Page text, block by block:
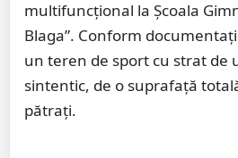
multifuncțional la Școala
Blaga”. Conform
un teren de sport cu strat de
sintentic, de o suprafață
pătrați.